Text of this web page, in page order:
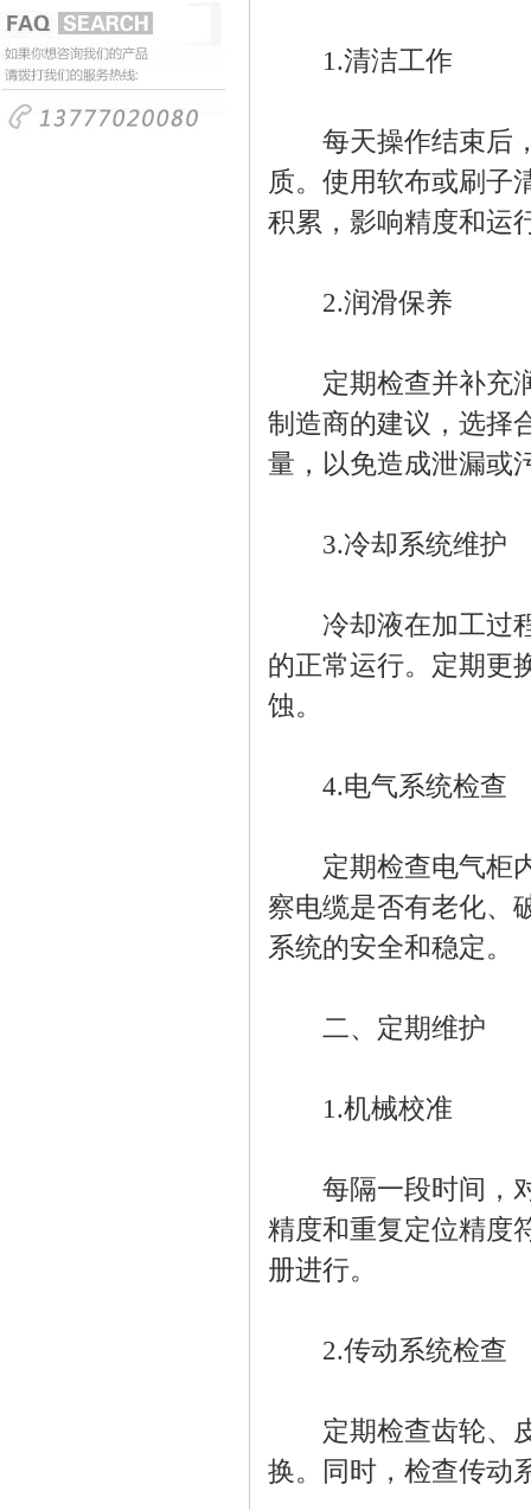
1.清洁工作
每天操作结束后，
质。使用软布或刷子
积累，影响精度和运
2.润滑保养
定期检查并补充润
制造商的建议，选择
量，以免造成泄漏或
3.冷却系统维护
冷却液在加工过程
的正常运行。定期更
蚀。
4.电气系统检查
定期检查电气柜内
察电缆是否有老化、
系统的安全和稳定。
二、定期维护
1.机械校准
每隔一段时间，对
精度和重复定位精度
册进行。
2.传动系统检查
定期检查齿轮、皮
换。同时，检查传动